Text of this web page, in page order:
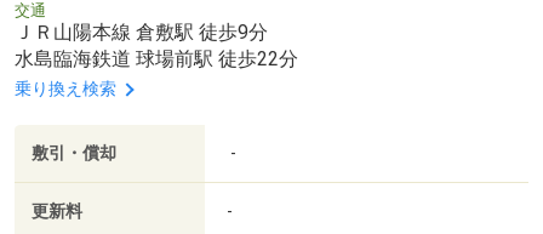
交通
ＪＲ山陽本線 倉敷駅 徒歩9分
水島臨海鉄道 球場前駅 徒歩22分
乗り換え検索
敷引・償却 -
更新料 -